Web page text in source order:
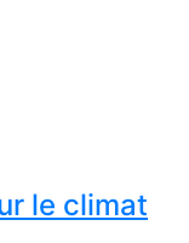
le climat